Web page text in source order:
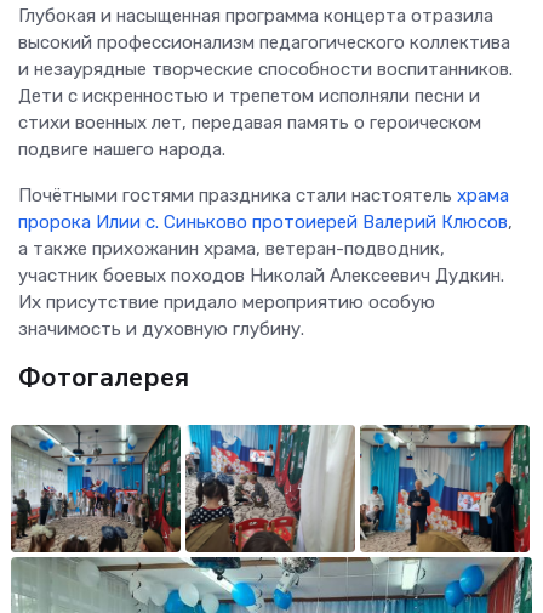
Глубокая и насыщенная программа концерта отразила
высокий профессионализм педагогического коллектива
и незаурядные творческие способности воспитанников.
Дети с искренностью и трепетом исполняли песни и
стихи военных лет, передавая память о героическом
подвиге нашего народа.
Почётными гостями праздника стали настоятель храма
пророка Илии с. Синьково протоиерей Валерий Клюсов,
а также прихожанин храма, ветеран-подводник,
участник боевых походов Николай Алексеевич Дудкин.
Их присутствие придало мероприятию особую
значимость и духовную глубину.
Фотогалерея